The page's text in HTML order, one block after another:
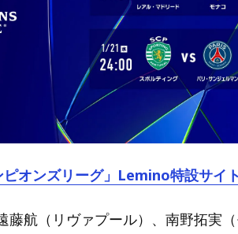
オンズリーグ」Lemino特設サイ
藤航（リヴァプール）、南野拓実